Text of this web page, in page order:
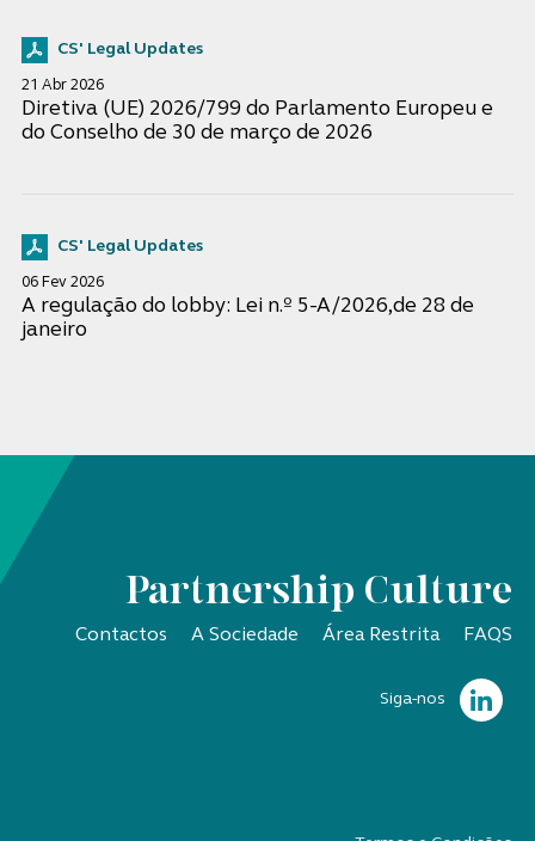
CS' Legal Updates
21 Abr 2026
Diretiva (UE) 2026/799 do Parlamento Europeu e
do Conselho de 30 de março de 2026
CS' Legal Updates
06 Fev 2026
A regulação do lobby: Lei n.º 5-A/2026,de 28 de
janeiro
Partnership Culture
Contactos A Sociedade Área Restrita FAQS
Siga-nos